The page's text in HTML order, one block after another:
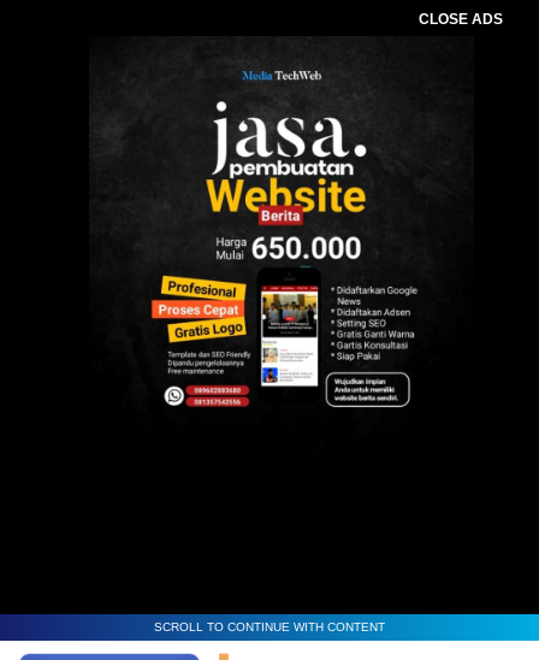
CLOSE ADS
SCROLL TO CONTINUE WITH CONTENT